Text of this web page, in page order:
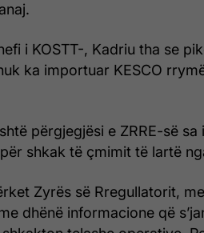
i KOSTT-, Kadriu tha se
ka importuar KESCO
përgjegjësi e ZRRE-së
shkak të çmimit të lartë
Zyrës së Rregullatorit,
dhënë informacione që